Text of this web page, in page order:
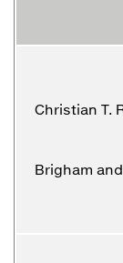
Christian T.
Brigham